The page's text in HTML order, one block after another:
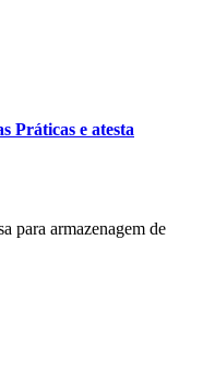
Práticas e atesta
para armazenagem de